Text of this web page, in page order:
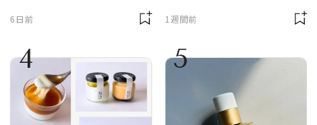
6日前 1週間前
4 5